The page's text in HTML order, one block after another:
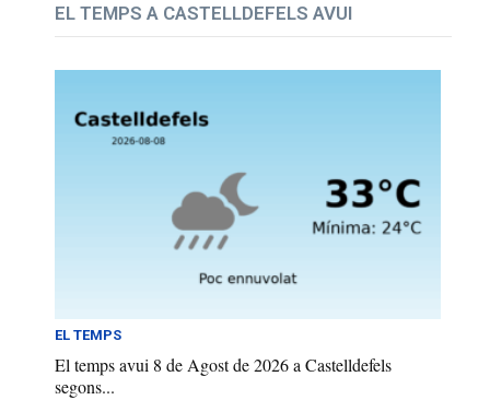
EL TEMPS A CASTELLDEFELS AVUI
EL TEMPS
El temps avui 8 de Agost de 2026 a Castelldefels
segons...